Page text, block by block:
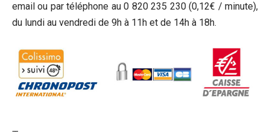
email ou par téléphone au 0 820 235 230 (0,12€ / minute),
du lundi au vendredi de 9h à 11h et de 14h à 18h.